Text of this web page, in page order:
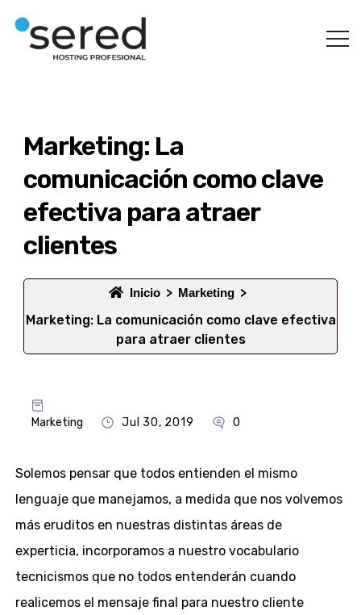
Marketing: La
comunicación como clave
efectiva para atraer
clientes
Inicio Marketing
Marketing: La comunicación como clave efectiva
para atraer clientes
Marketing Jul 30, 2019 0
Solemos pensar que todos entienden el mismo
lenguaje que manejamos, a medida que nos volvemos
más eruditos en nuestras distintas áreas de
experticia, incorporamos a nuestro vocabulario
tecnicismos que no todos entenderán cuando
realicemos el mensaje final para nuestro cliente